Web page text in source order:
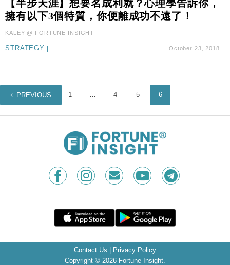
【半步天涯】想要名成利就？心理學告訴你，
擁有以下3個特質，你便離成功不遠了！
KALEY @ FORTUNE INSIGHT
STRATEGY | October 23, 2018
PREVIOUS 1 4 5 6
Contact Us
Privacy Policy
Copyright © 2026 Fortune Insight.